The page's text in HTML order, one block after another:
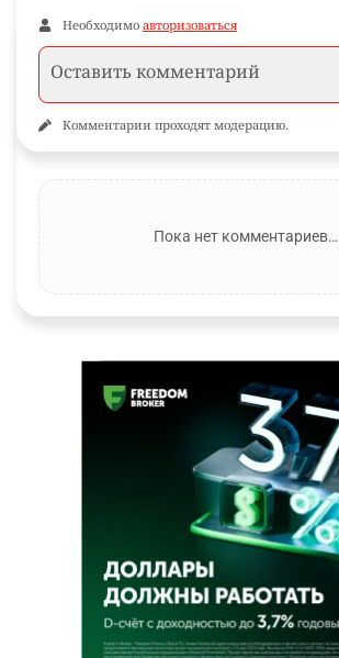
Необходимо авторизоваться
Комментарии проходят модерацию.
Пока нет комментариев…